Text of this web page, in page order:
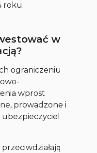
roku.
w
ograniczeniu
wprost
prowadzone i